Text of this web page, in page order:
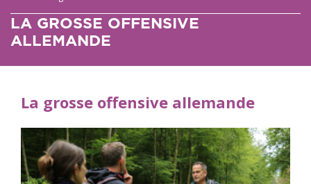
SERVICE GROUPES
BILLETTERIE
LA GROSSE OFFENSIVE
ALLEMANDE
La grosse offensive allemande